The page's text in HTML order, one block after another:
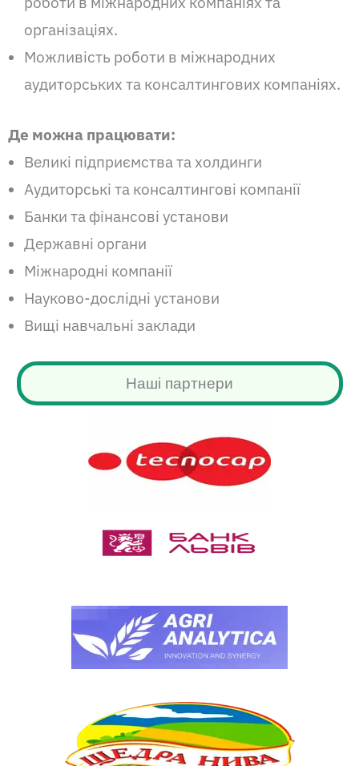
організаціях.
Можливість роботи в міжнародних
аудиторських та консалтингових компаніях.
Де можна працювати:
Великі підприємства та холдинги
Аудиторські та консалтингові компанії
Банки та фінансові установи
Державні органи
Міжнародні компанії
Науково-дослідні установи
Вищі навчальні заклади
Наші партнери